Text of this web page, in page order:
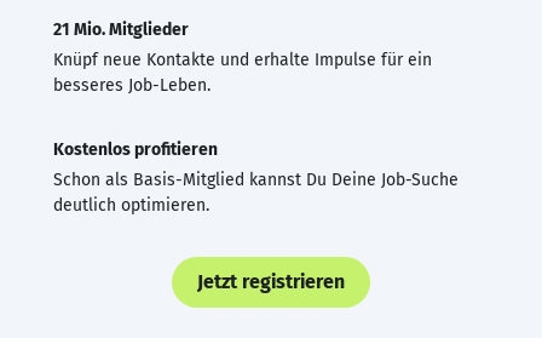
21 Mio. Mitglieder
Knüpf neue Kontakte und erhalte Impulse für ein
besseres Job-Leben.
Kostenlos profitieren
Schon als Basis-Mitglied kannst Du Deine Job-Suche
deutlich optimieren.
Jetzt registrieren